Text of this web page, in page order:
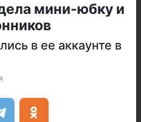
мини-юбку и
в ее аккаунте в